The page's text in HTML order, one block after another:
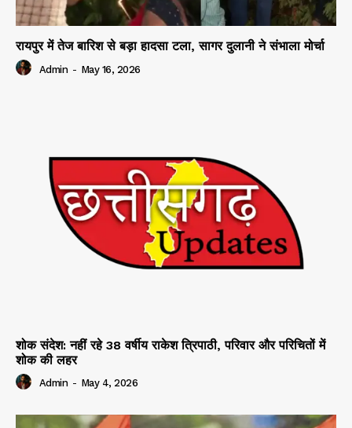
रायपुर में तेज बारिश से बड़ा हादसा टला, सागर दुलानी ने संभाला मोर्चा
Admin - May 16, 2026
शोक संदेश: नहीं रहे 38 वर्षीय राकेश त्रिपाठी, परिवार और परिचितों में
शोक की लहर
Admin - May 4, 2026